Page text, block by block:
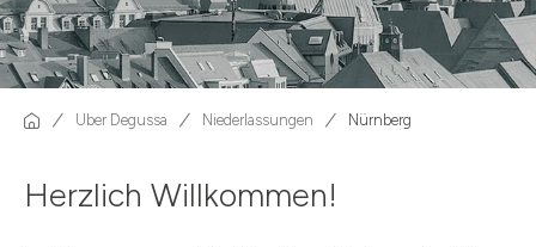
Über Degussa Niederlassungen Nürnberg
Herzlich Willkommen!